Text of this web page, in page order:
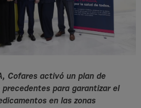
Cofares activó un plan de
para garantizar el
en las zonas